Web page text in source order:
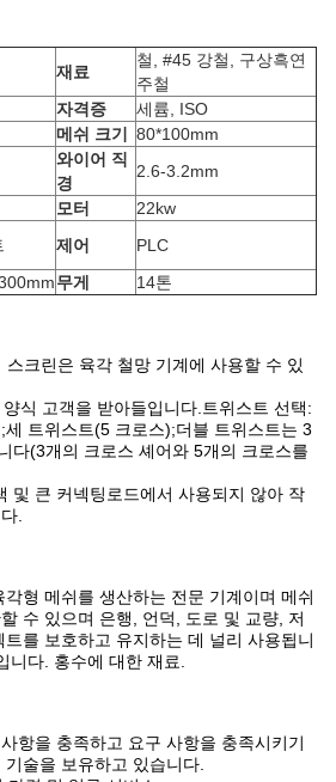
재료
철, #45 강철, 구상흑연
주철
자격증
세륨, ISO
메쉬 크기
80*100mm
와이어 직
경
2.6-3.2mm
모터
22kw
제어
PLC
무게 14톤
크린은 육각 철망 기계에 사용할 수 있
식 고객을 받아들입니다.트위스트 선택:
트위스트(5 크로스);더블 트위스트는 3
다(3개의 크로스 셰어와 5개의 크로스를
및 큰 커넥팅로드에서 사용되지 않아 작
.
형 메쉬를 생산하는 전문 기계이며 메쉬
수 있으며 은행, 언덕, 도로 및 교량, 저
를 보호하고 유지하는 데 널리 사용됩니
니다. 홍수에 대한 재료.
항을 충족하고 요구 사항을 충족시키기
술을 보유하고 있습니다.